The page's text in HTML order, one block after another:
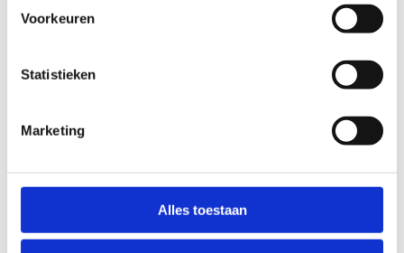
Voorkeuren
Statistieken
Marketing
Alles toestaan
Bewolkt
Winters